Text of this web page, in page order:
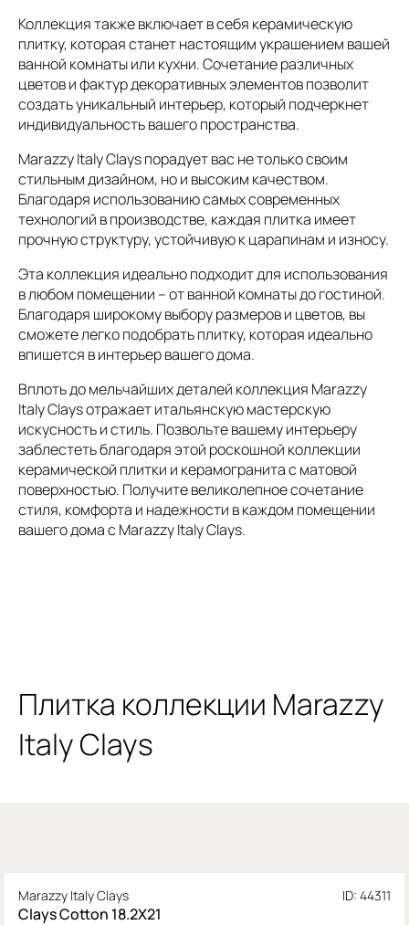
Коллекция также включает в себя керамическую
плитку, которая станет настоящим украшением вашей
ванной комнаты или кухни. Сочетание различных
цветов и фактур декоративных элементов позволит
создать уникальный интерьер, который подчеркнет
индивидуальность вашего пространства.
Marazzy Italy Clays порадует вас не только своим
стильным дизайном, но и высоким качеством.
Благодаря использованию самых современных
технологий в производстве, каждая плитка имеет
прочную структуру, устойчивую к царапинам и износу.
Эта коллекция идеально подходит для использования
в любом помещении – от ванной комнаты до гостиной.
Благодаря широкому выбору размеров и цветов, вы
сможете легко подобрать плитку, которая идеально
впишется в интерьер вашего дома.
Вплоть до мельчайших деталей коллекция Marazzy
Italy Clays отражает итальянскую мастерскую
искусность и стиль. Позвольте вашему интерьеру
заблестеть благодаря этой роскошной коллекции
керамической плитки и керамогранита с матовой
поверхностью. Получите великолепное сочетание
стиля, комфорта и надежности в каждом помещении
вашего дома с Marazzy Italy Clays.
Плитка коллекции Marazzy
Italy Clays
Marazzy Italy Clays ID: 44311
Clays Cotton 18.2X21